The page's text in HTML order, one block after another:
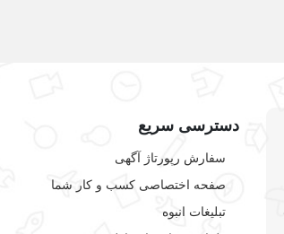
دسترسی سریع
سفارش رپورتاژ آگهی
صفحه اختصاصی کسب و کار شما
تبلیغات انبوه